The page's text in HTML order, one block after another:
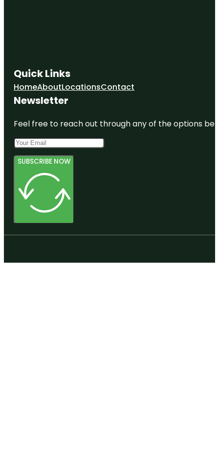
Quick Links
HomeAboutLocationsContact
Newsletter
Feel free to reach out through any of the options
SUBSCRIBE NOW